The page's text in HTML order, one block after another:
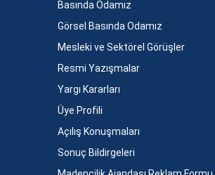
Basında Odamız
Görsel Basında Odamız
Mesleki ve Sektörel Görüşler
Resmi Yazışmalar
Yargı Kararları
Üye Profili
Açılış Konuşmaları
Sonuç Bildirgeleri